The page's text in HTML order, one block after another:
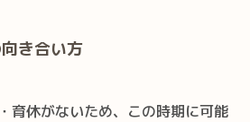
き合い方
育休がないため、この時期に可能